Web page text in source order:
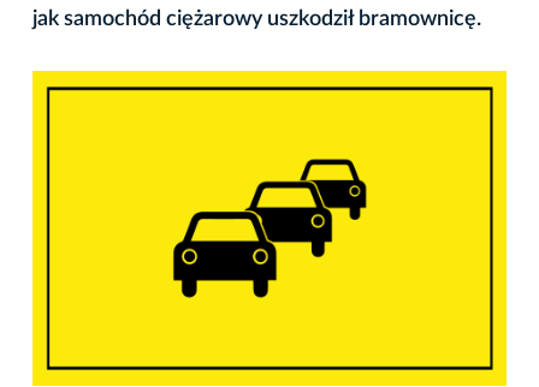
jak samochód ciężarowy uszkodził bramownicę.